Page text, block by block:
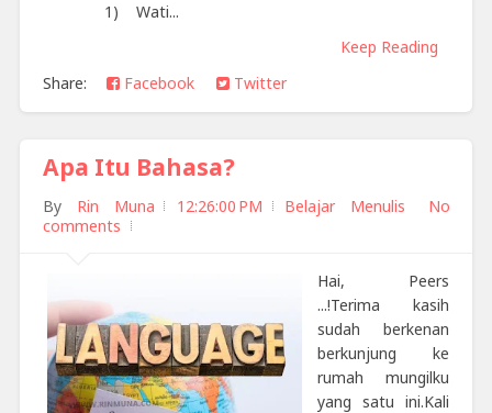
1) Wati...
Keep Reading
Share:
Facebook Twitter
Apa Itu Bahasa?
By Rin Muna 12:26:00 PM Belajar Menulis
No
comments
Hai, Peers
...!Terima kasih
sudah berkenan
berkunjung ke
rumah mungilku
yang satu ini.Kali